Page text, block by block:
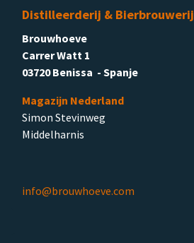
Distilleerderij & Bierbrouwerij
Brouwhoeve
Carrer Watt 1
03720 Benissa - Spanje
Magazijn Nederland
Simon Stevinweg
Middelharnis
info@brouwhoeve.com